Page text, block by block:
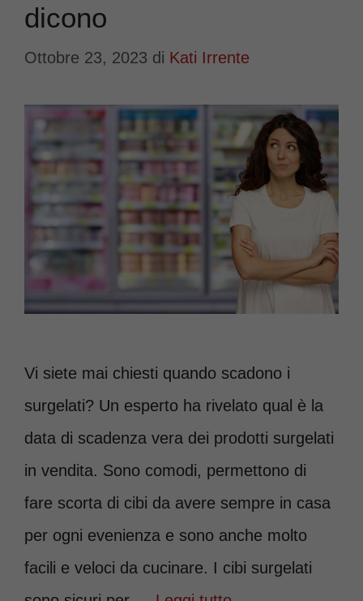
dicono
Ottobre 23, 2023 di Kati Irrente
Vi siete mai chiesti quando scadono i
surgelati? Un esperto ha rivelato qual è la
data di scadenza vera dei prodotti surgelati
in vendita. Sono comodi, permettono di
fare scorta di cibi da avere sempre in casa
per ogni evenienza e sono anche molto
facili e veloci da cucinare. I cibi surgelati